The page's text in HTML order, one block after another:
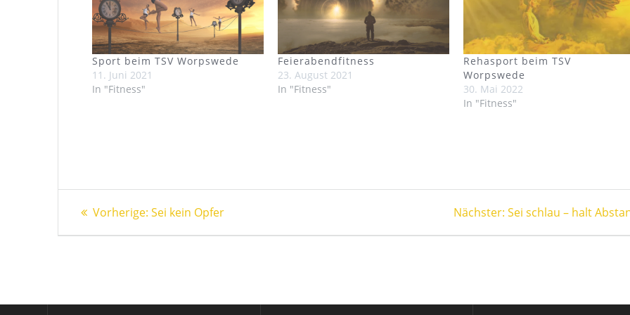
Sport beim TSV Worpswede
11. Juni 2021
In "Fitness"
Feierabendfitness
23. August 2021
In "Fitness"
Rehasport beim TSV
Worpswede
30. Mai 2022
In "Fitness"
Beitragsnavigation
Vorherige: Vorheriger
Sei kein Opfer Nächster: Nächster
Sei schlau – halt